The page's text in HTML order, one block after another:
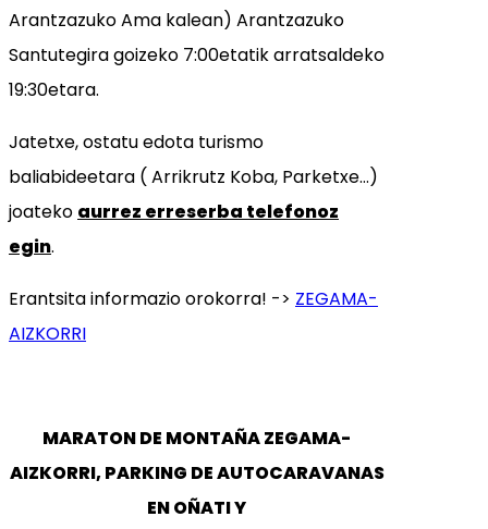
Arantzazuko Ama kalean) Arantzazuko
Santutegira goizeko 7:00etatik arratsaldeko
19:30etara.
Jatetxe, ostatu edota turismo
baliabideetara ( Arrikrutz Koba, Parketxe…)
joateko aurrez erreserba telefonoz
egin.
Erantsita informazio orokorra! -> ZEGAMA-
AIZKORRI
MARATON DE MONTAÑA ZEGAMA-
AIZKORRI, PARKING DE AUTOCARAVANAS
EN OÑATI Y